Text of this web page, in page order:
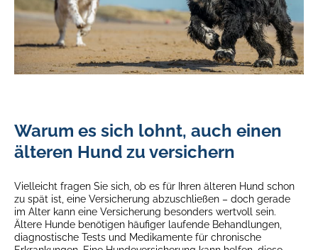
Warum es sich lohnt, auch einen
älteren Hund zu versichern
Vielleicht fragen Sie sich, ob es für Ihren älteren Hund schon
zu spät ist, eine Versicherung abzuschließen – doch gerade
im Alter kann eine Versicherung besonders wertvoll sein.
Ältere Hunde benötigen häufiger laufende Behandlungen,
diagnostische Tests und Medikamente für chronische